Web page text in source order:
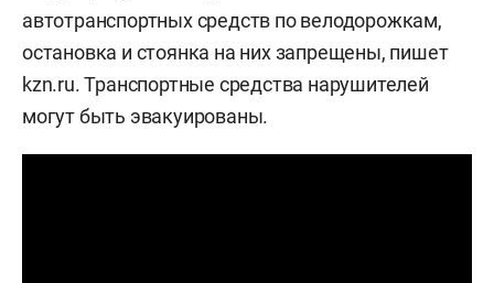
автотранспортных средств по велодорожкам,
остановка и стоянка на них запрещены, пишет
kzn.ru. Транспортные средства нарушителей
могут быть эвакуированы.